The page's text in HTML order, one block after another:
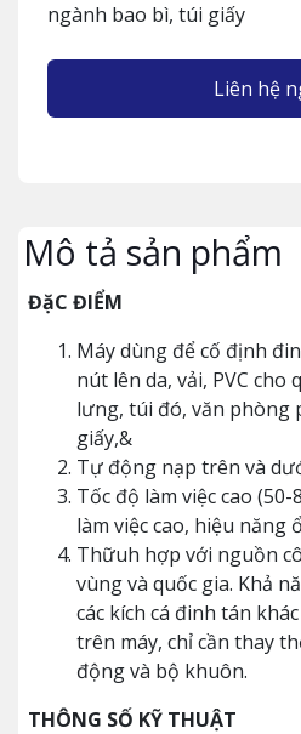
ngành bao bì, túi giấy
Liên hệ
Mô tả sản phẩm
ĐặC ĐIỂM
Máy dùng để cố định
nút lên da, vải, PVC cho
lưng, túi đó, văn phòng
giấy,&
Tự động nạp trên và
Tốc độ làm việc cao
làm việc cao, hiệu năng
Thữuh hợp với nguồn
vùng và quốc gia. Khả
các kích cá đinh tán
trên máy, chỉ cần thay
động và bộ khuôn.
THÔNG SỐ KỸ THUẬT